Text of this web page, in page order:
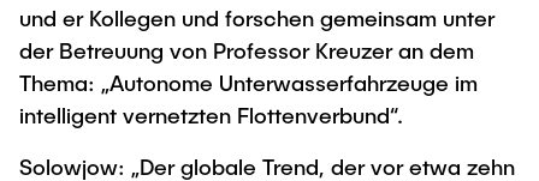
und er Kollegen und forschen gemeinsam unter
der Betreuung von Professor Kreuzer an dem
Thema: „Autonome Unterwasserfahrzeuge im
intelligent vernetzten Flottenverbund“.
Solowjow: „Der globale Trend, der vor etwa zehn